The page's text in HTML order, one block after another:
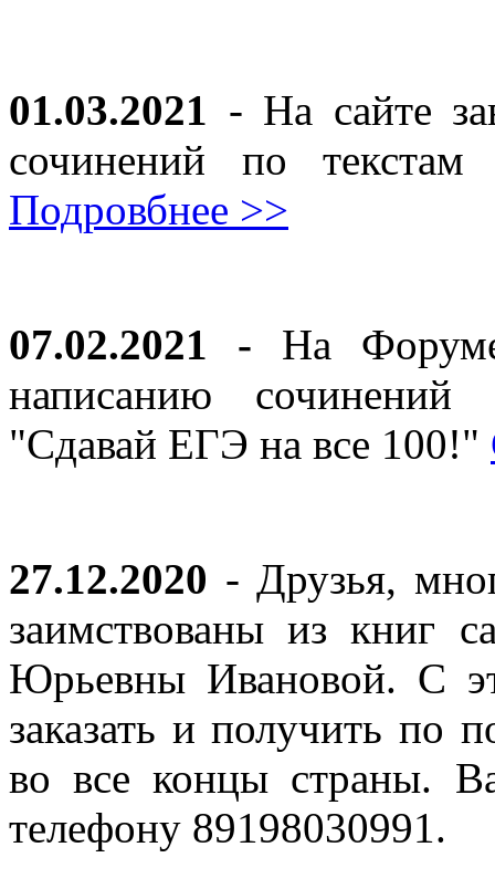
01.03.2021 - На сайте
сочинений по
Подровбнее >>
07.02.2021 - На
написанию
"Сдавай ЕГЭ на все 100!"
27.12.2020 - Друзья,
заимствованы из книг
Юрьевны Ивановой. С
заказать и получить по
во все концы страны.
телефону 89198030991.